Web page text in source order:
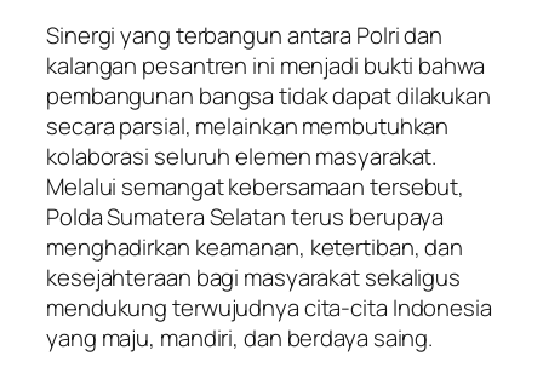
Sinergi yang terbangun antara Polri dan
kalangan pesantren ini menjadi bukti bahwa
pembangunan bangsa tidak dapat dilakukan
secara parsial, melainkan membutuhkan
kolaborasi seluruh elemen masyarakat.
Melalui semangat kebersamaan tersebut,
Polda Sumatera Selatan terus berupaya
menghadirkan keamanan, ketertiban, dan
kesejahteraan bagi masyarakat sekaligus
mendukung terwujudnya cita-cita Indonesia
yang maju, mandiri, dan berdaya saing.